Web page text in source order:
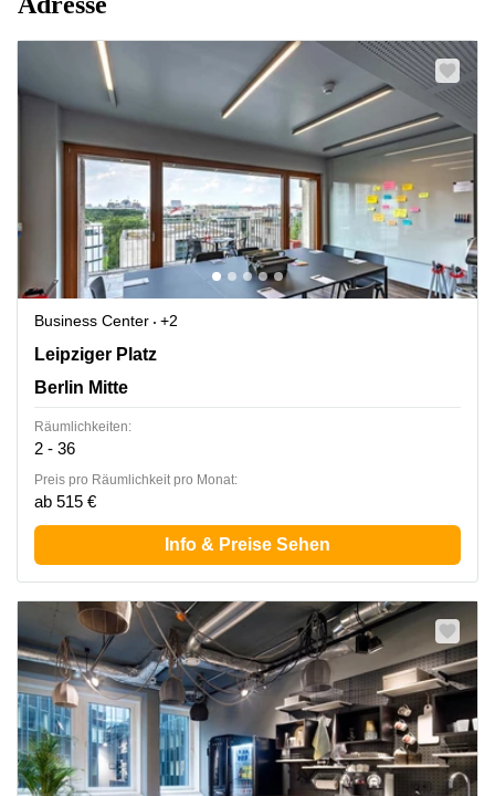
Business Center
+2
Leipziger Platz 16, Berlin Mitte
Leipziger Platz
Berlin Mitte
Räumlichkeiten:
2 - 36
Preis pro Räumlichkeit pro Monat:
ab 515 €
Info & Preise Sehen